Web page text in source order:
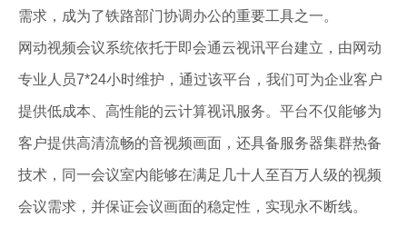
需求，成为了铁路部门协调办公的重要工具之一。
网动视频会议系统依托于即会通云视讯平台建立，由网动
专业人员7*24小时维护，通过该平台，我们可为企业客户
提供低成本、高性能的云计算视讯服务。平台不仅能够为
客户提供高清流畅的音视频画面，还具备服务器集群热备
技术，同一会议室内能够在满足几十人至百万人级的视频
会议需求，并保证会议画面的稳定性，实现永不断线。